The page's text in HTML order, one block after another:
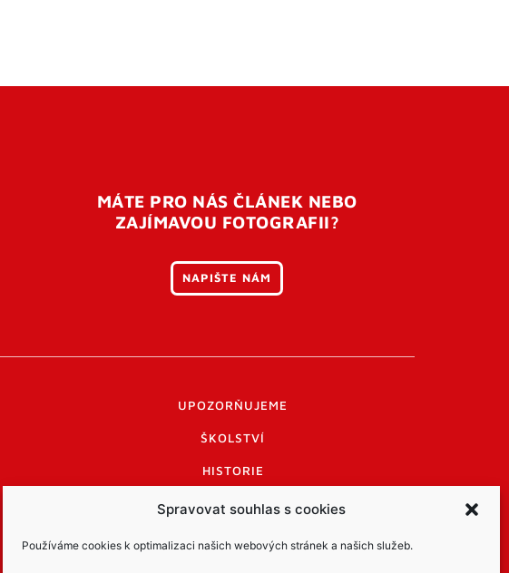
Spravovat souhlas s cookies
Používáme cookies k optimalizaci našich webových stránek a našich služeb.
MÁTE PRO NÁS ČLÁNEK NEBO
ZAJÍMAVOU FOTOGRAFII?
NAPIŠTE NÁM
UPOZORŇUJEME
ŠKOLSTVÍ
HISTORIE
PRAKTICKÉ INFORMACE